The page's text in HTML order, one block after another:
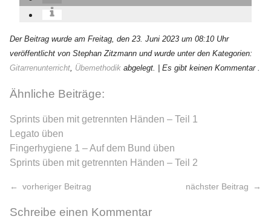
Der Beitrag wurde am Freitag, den 23. Juni 2023 um 08:10 Uhr
veröffentlicht von Stephan Zitzmann und wurde unter den Kategorien:
Gitarrenunterricht, Übemethodik abgelegt. | Es gibt keinen Kommentar .
Ähnliche Beiträge:
Sprints üben mit getrennten Händen – Teil 1
Legato üben
Fingerhygiene 1 – Auf dem Bund üben
Sprints üben mit getrennten Händen – Teil 2
vorheriger Beitrag nächster Beitrag
Schreibe einen Kommentar